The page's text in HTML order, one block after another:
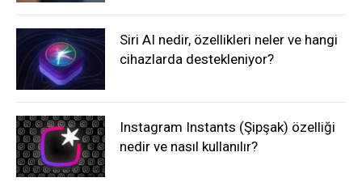
Siri AI nedir, özellikleri neler ve hangi
cihazlarda destekleniyor?
Instagram Instants (Şipşak) özelliği
nedir ve nasıl kullanılır?